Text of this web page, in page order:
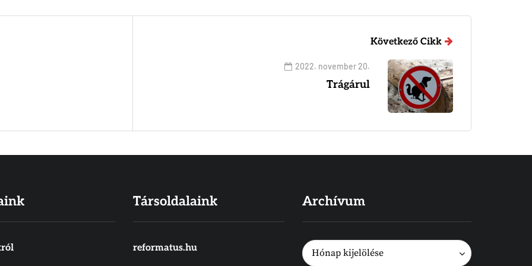
Következő Cikk
2022. november 20.
Trágárul
Társoldalaink
reformatus.hu
Archívum
Archívum
Hónap kijelölése
Archívum